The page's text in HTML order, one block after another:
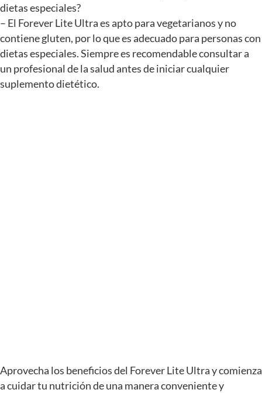
dietas especiales?
– El Forever Lite Ultra es apto para vegetarianos y no
contiene gluten, por lo que es adecuado para personas con
dietas especiales. Siempre es recomendable consultar a
un profesional de la salud antes de iniciar cualquier
suplemento dietético.
Aprovecha los beneficios del Forever Lite Ultra y comienza
a cuidar tu nutrición de una manera conveniente y